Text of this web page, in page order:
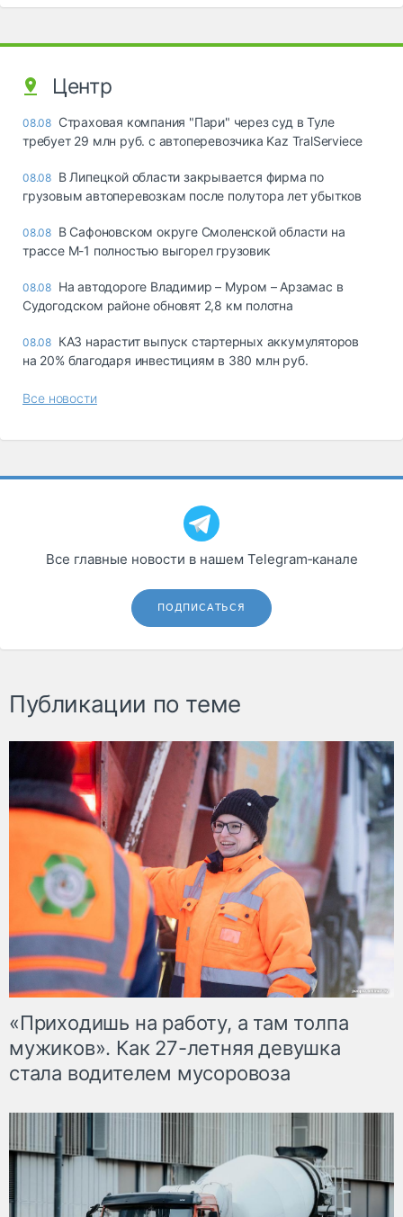
Центр
08.08 Страховая компания "Пари" через суд в Туле
требует 29 млн руб. с автоперевозчика Kaz TralServiece
08.08 В Липецкой области закрывается фирма по
грузовым автоперевозкам после полутора лет убытков
08.08 В Сафоновском округе Смоленской области на
трассе М-1 полностью выгорел грузовик
08.08 На автодороге Владимир – Муром – Арзамас в
Судогодском районе обновят 2,8 км полотна
08.08 КАЗ нарастит выпуск стартерных аккумуляторов
на 20% благодаря инвестициям в 380 млн руб.
Все новости
Все главные новости в нашем Telegram‑канале
ПОДПИСАТЬСЯ
Публикации по теме
«Приходишь на работу, а там толпа
мужиков». Как 27-летняя девушка
стала водителем мусоровоза